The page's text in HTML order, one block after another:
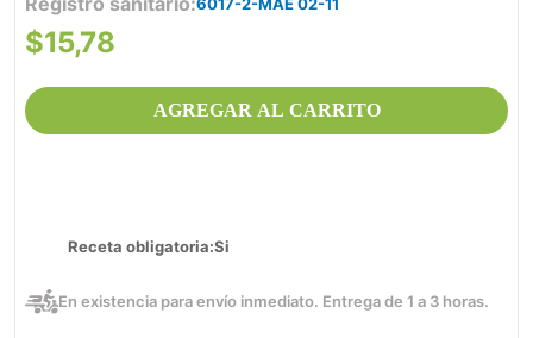
$15,78
AGREGAR AL CARRITO
Receta obligatoria Si
En existencia para envío inmediato. Entrega de 1 a 3 horas.